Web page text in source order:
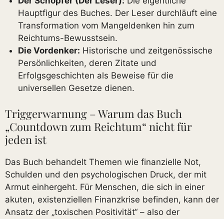
Hauptfigur des Buches. Der Leser durchläuft eine
Transformation vom Mangeldenken hin zum
Reichtums-Bewusstsein.
Die Vordenker: Historische und zeitgenössische
Persönlichkeiten, deren Zitate und
Erfolgsgeschichten als Beweise für die
universellen Gesetze dienen.
Triggerwarnung – Warum das Buch
„Countdown zum Reichtum“ nicht für
jeden ist
Das Buch behandelt Themen wie finanzielle Not,
Schulden und den psychologischen Druck, der mit
Armut einhergeht. Für Menschen, die sich in einer
akuten, existenziellen Finanzkrise befinden, kann der
Ansatz der „toxischen Positivität“ – also der